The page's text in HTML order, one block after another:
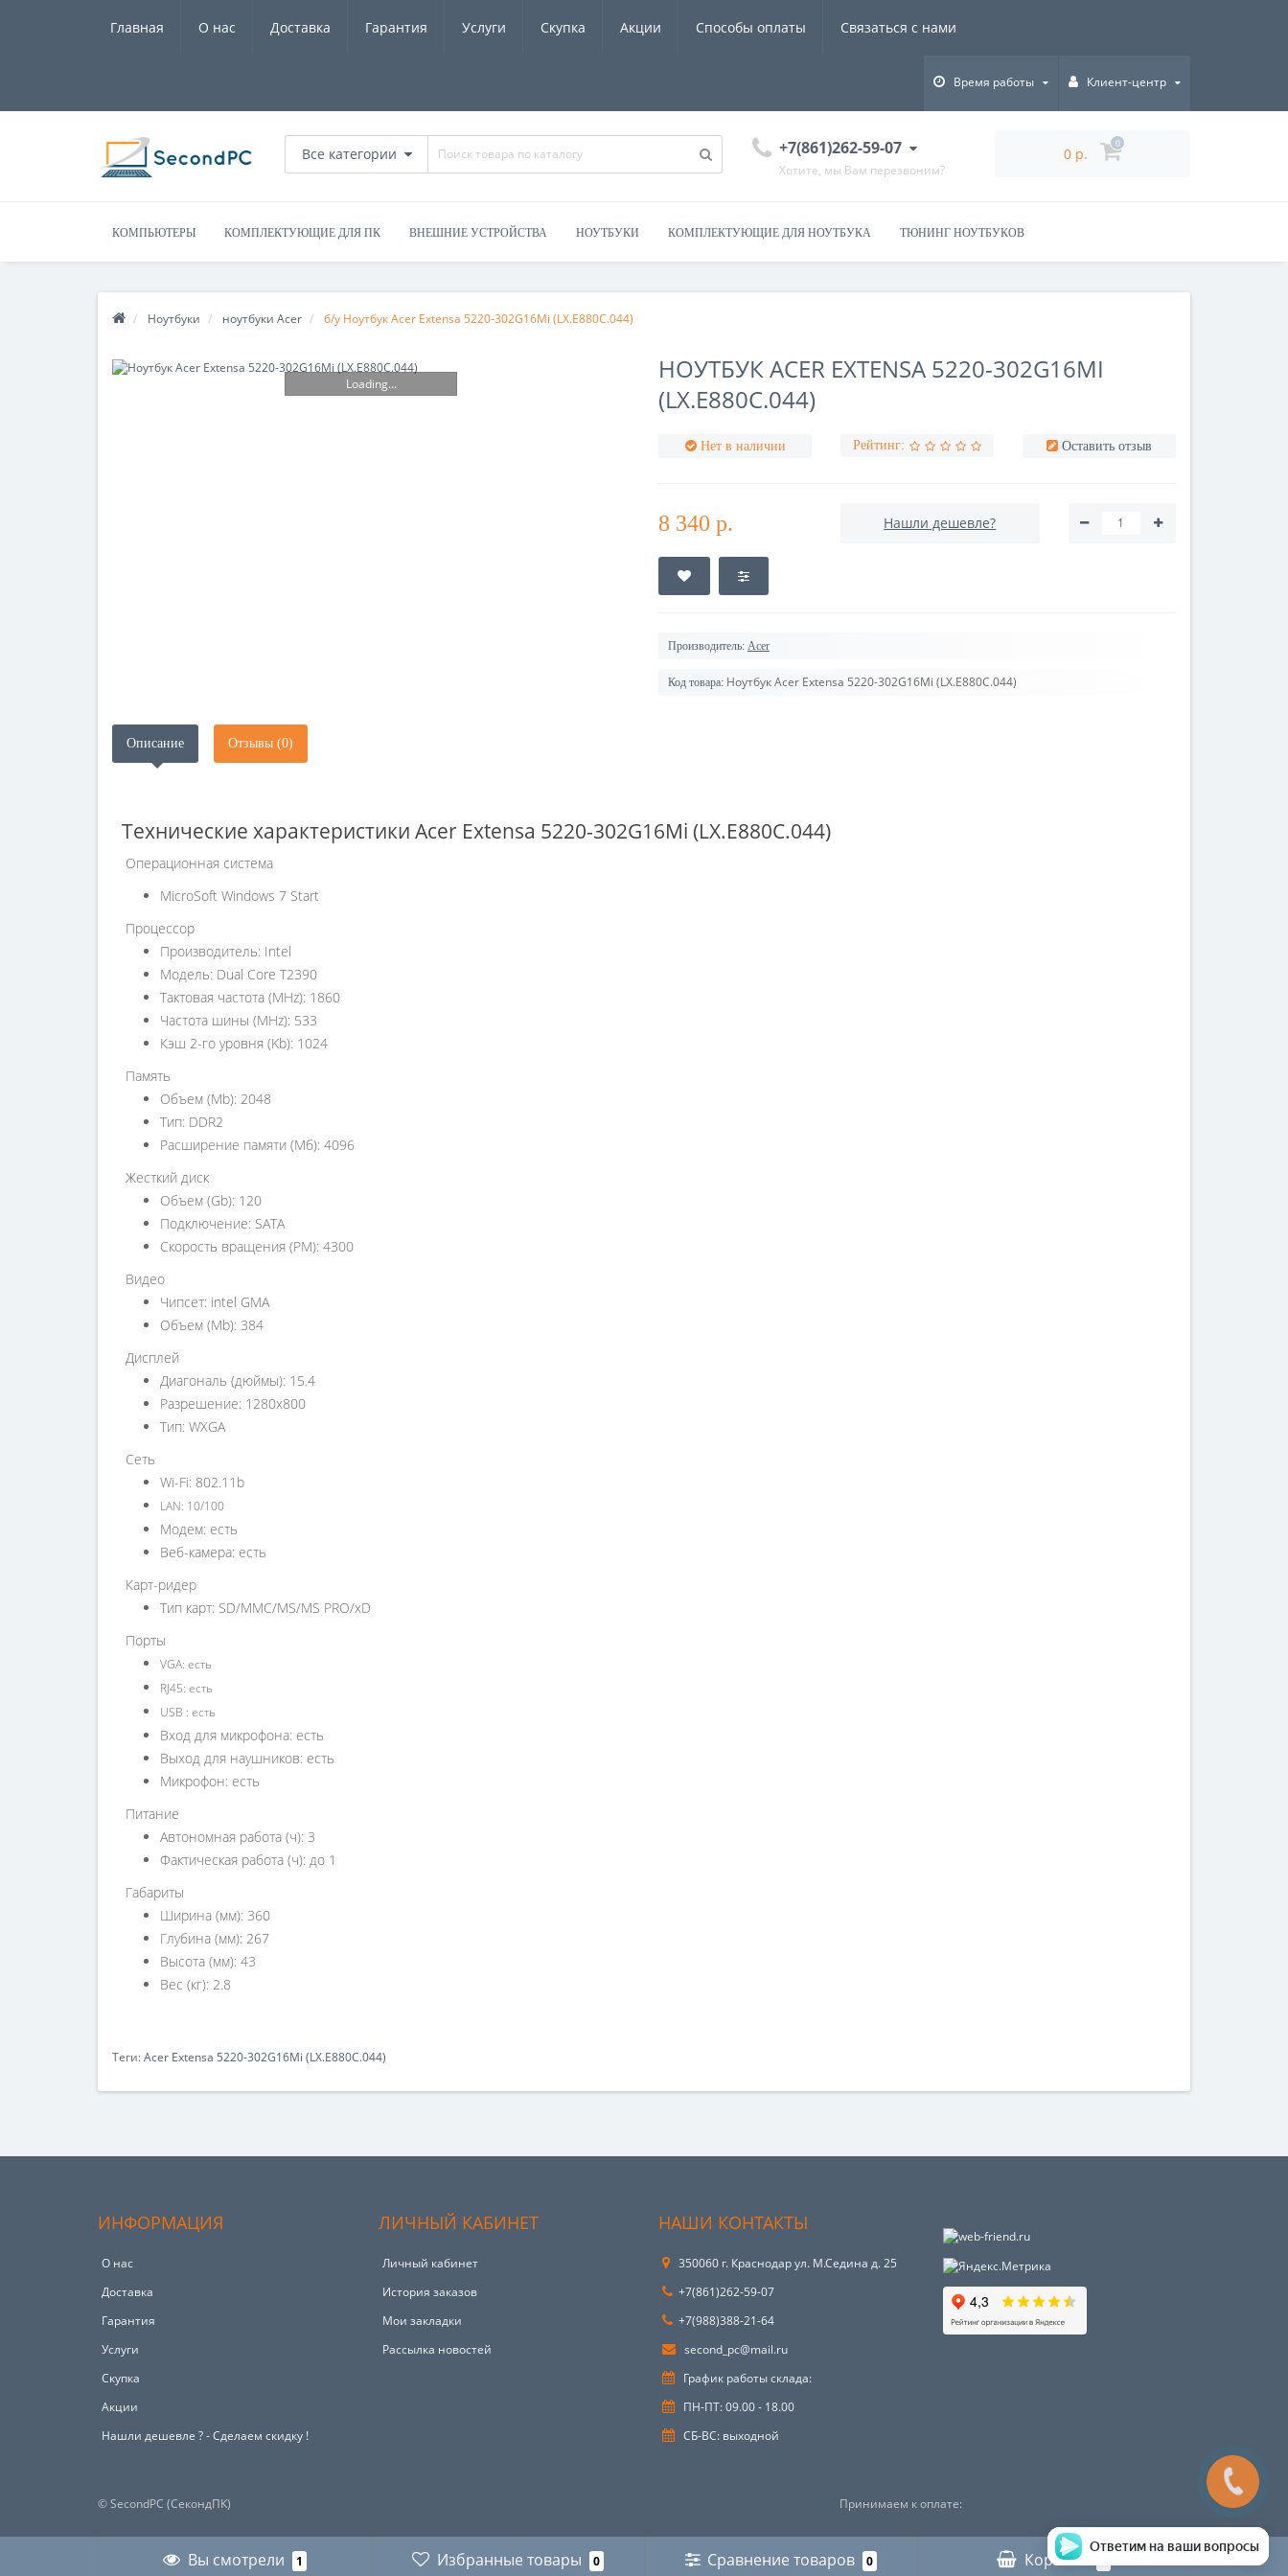
Главная О нас Доставка Гарантия Услуги Скупка Акции Способы оплаты Связаться с нами
Время работы Клиент-центр
Все категории +7(861)262-59-07
Хотите, мы Вам перезвоним?
0 р.
0
КОМПЬЮТЕРЫ КОМПЛЕКТУЮЩИЕ ДЛЯ ПК ВНЕШНИЕ УСТРОЙСТВА НОУТБУКИ КОМПЛЕКТУЮЩИЕ ДЛЯ НОУТБУКА ТЮНИНГ НОУТБУКОВ
Ноутбуки ноутбуки Acer б/у Ноутбук Acer Extensa 5220-302G16Mi (LX.E880C.044)
Loading...
НОУТБУК ACER EXTENSA 5220-302G16MI
(LX.E880C.044)
Нет в наличии Рейтинг: Оставить отзыв
8 340 р. Нашли дешевле?
Производитель: Acer
Код товара: Ноутбук Acer Extensa 5220-302G16Mi (LX.E880C.044)
Описание Отзывы (0)
Технические характеристики Acer Extensa 5220-302G16Mi (LX.E880C.044)
Операционная система
MicroSoft Windows 7 Start
Процессор
Производитель: Intel
Модель: Dual Core T2390
Тактовая частота (MHz): 1860
Частота шины (MHz): 533
Кэш 2-го уровня (Kb): 1024
Память
Объем (Mb): 2048
Тип: DDR2
Расширение памяти (Мб): 4096
Жесткий диск
Объем (Gb): 120
Подключение: SATA
Скорость вращения (РМ): 4300
Видео
Чипсет: intel GMA
Объем (Mb): 384
Дисплей
Диагональ (дюймы): 15.4
Разрешение: 1280x800
Тип: WXGA
Сеть
Wi-Fi: 802.11b
LAN: 10/100
Модем: есть
Веб-камера: есть
Карт-ридер
Тип карт: SD/MMC/MS/MS PRO/xD
Порты
VGA: есть
RJ45: есть
USB : есть
Вход для микрофона: есть
Выход для наушников: есть
Микрофон: есть
Питание
Автономная работа (ч): 3
Фактическая работа (ч): до 1
Габариты
Ширина (мм): 360
Глубина (мм): 267
Высота (мм): 43
Вес (кг): 2.8
Теги:Acer Extensa 5220-302G16Mi (LX.E880C.044)
ИНФОРМАЦИЯ
О нас
Доставка
Гарантия
Услуги
Скупка
Акции
Hашли дешевле ? - Сделаем скидку !
ЛИЧНЫЙ КАБИНЕТ
Личный кабинет
История заказов
Мои закладки
Рассылка новостей
НАШИ КОНТАКТЫ
350060 г. Краснодар ул. М.Седина д. 25
+7(861)262-59-07
+7(988)388-21-64
second_pc@mail.ru
График работы склада:
ПН-ПТ: 09.00 - 18.00
СБ-ВС: выходной
© SecondPC (СекондПК) Принимаем к оплате:
Вы смотрели 1 Избранные товары 0 Сравнение товаров 0 Корзина
Ответим на ваши вопросы